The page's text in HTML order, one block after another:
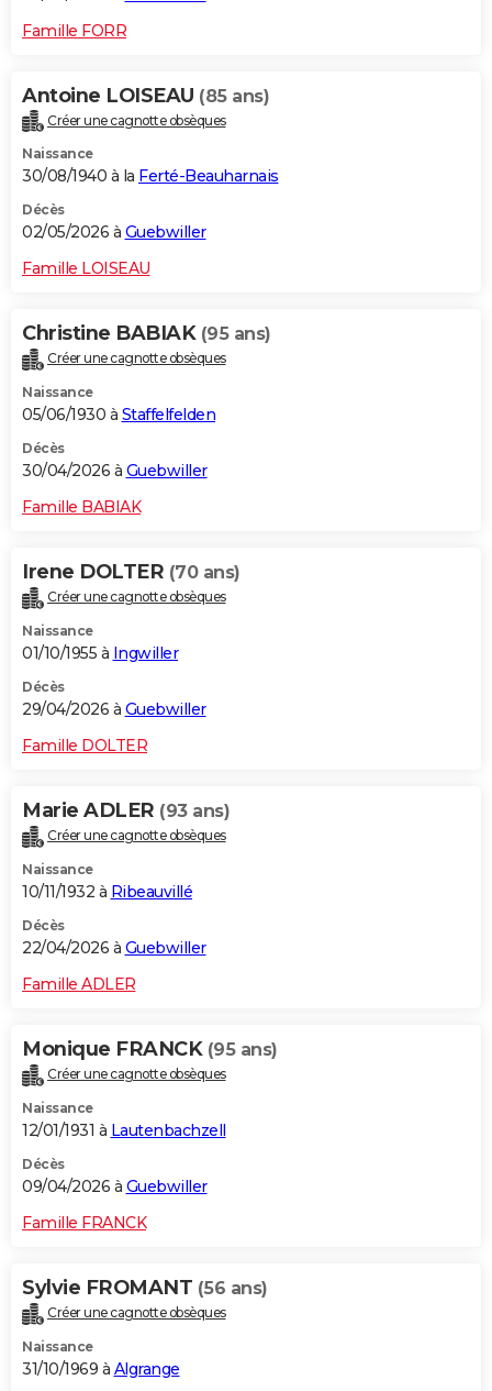
Famille FORR
Antoine LOISEAU (85 ans)
Créer une cagnotte obsèques
Naissance
30/08/1940 à la Ferté-Beauharnais
Décès
02/05/2026 à Guebwiller
Famille LOISEAU
Christine BABIAK (95 ans)
Créer une cagnotte obsèques
Naissance
05/06/1930 à Staffelfelden
Décès
30/04/2026 à Guebwiller
Famille BABIAK
Irene DOLTER (70 ans)
Créer une cagnotte obsèques
Naissance
01/10/1955 à Ingwiller
Décès
29/04/2026 à Guebwiller
Famille DOLTER
Marie ADLER (93 ans)
Créer une cagnotte obsèques
Naissance
10/11/1932 à Ribeauvillé
Décès
22/04/2026 à Guebwiller
Famille ADLER
Monique FRANCK (95 ans)
Créer une cagnotte obsèques
Naissance
12/01/1931 à Lautenbachzell
Décès
09/04/2026 à Guebwiller
Famille FRANCK
Sylvie FROMANT (56 ans)
Créer une cagnotte obsèques
Naissance
31/10/1969 à Algrange